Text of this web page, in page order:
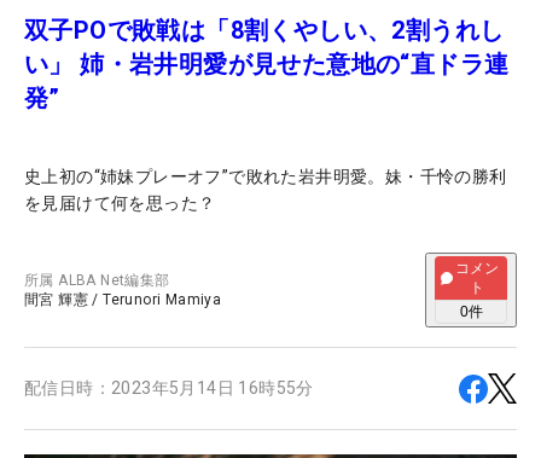
双子POで敗戦は「8割くやしい、2割うれし
い」 姉・岩井明愛が見せた意地の“直ドラ連
発”
史上初の“姉妹プレーオフ”で敗れた岩井明愛。妹・千怜の勝利
を見届けて何を思った？
所属ALBA Net編集部
間宮 輝憲 /Terunori Mamiya
コメン
ト
0件
配信日時： 2023年5月14日 16時55分